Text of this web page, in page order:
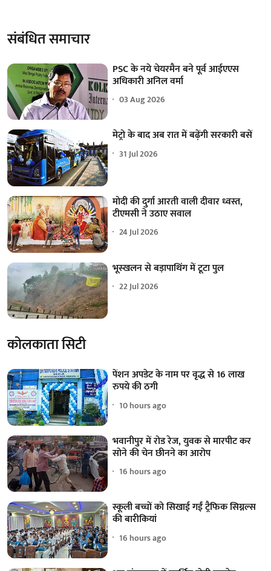
संबंधित समाचार
PSC के नये चेयरमैन बने पूर्व आईएएस
अधिकारी अनिल वर्मा
03 Aug 2026
मेट्रो के बाद अब रात में बढ़ेंगी सरकारी बसें
31 Jul 2026
मोदी की दुर्गा आरती वाली दीवार ध्वस्त,
टीएमसी ने उठाए सवाल
24 Jul 2026
भूस्खलन से बड़ापाथिंग में टूटा पुल
22 Jul 2026
कोलकाता सिटी
पेंशन अपडेट के नाम पर वृद्ध से 16 लाख
रुपये की ठगी
10 hours ago
भवानीपुर में रोड रेज, युवक से मारपीट कर
सोने की चेन छीनने का आरोप
16 hours ago
स्कूली बच्चों को सिखाई गईं ट्रैफिक सिग्नल्स
की बारीकियां
16 hours ago